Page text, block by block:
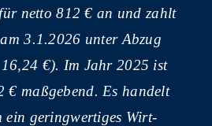
net­to 812 € an und zahlt
3.1.2026 unter Abzug
€). Im Jahr 2025 ist
€ maß­ge­bend. Es han­delt
ein gering­wer­ti­ges Wirt­